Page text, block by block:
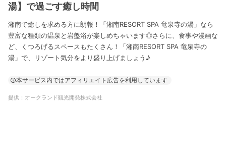
湯】で過ごす癒し時間
湘南で癒しを求める方に朗報！「湘南RESORT SPA 竜泉寺の湯」なら
豊富な種類の温泉と岩盤浴が楽しめちゃいます◎さらに、食事や漫画な
ど、くつろげるスペースもたくさん！「湘南RESORT SPA 竜泉寺の
湯」で、リゾート気分をより盛り上げましょう♪
本サービス内ではアフィリエイト広告を利用しています
提供：オークランド観光開発株式会社